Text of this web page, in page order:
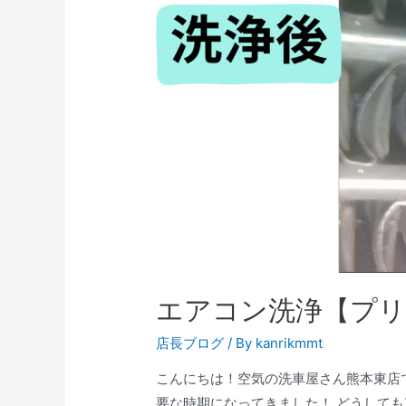
エアコン洗浄【プ
店長ブログ / By kanrikmmt
こんにちは！空気の洗車屋さん熊本東